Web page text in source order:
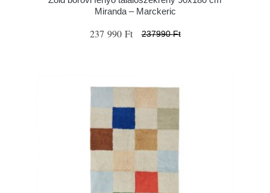
Miranda – Marckeric
237 990 Ft 237990 Ft